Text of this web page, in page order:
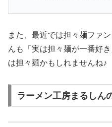
また、最近では担々麺ファ
んも「実は担々麺が一番好
は担々麺かもしれませんね♪
ラーメン工房まるしん